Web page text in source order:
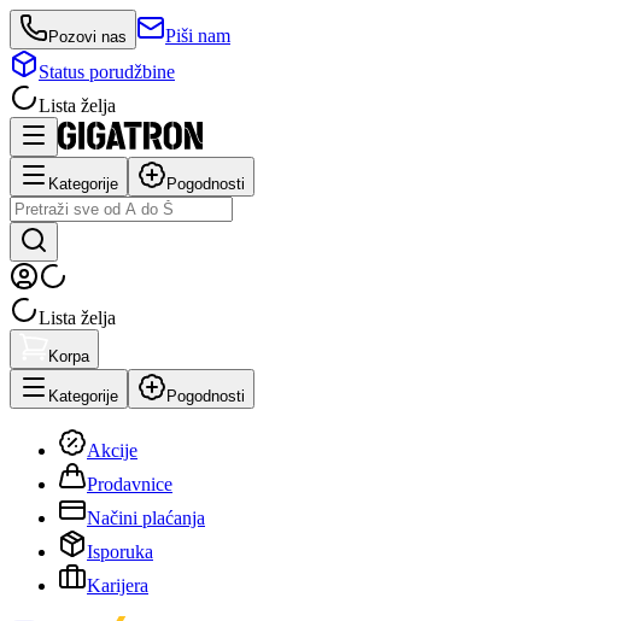
Pozovi nas
Piši nam
Status porudžbine
Lista želja
Kategorije Pogodnosti
Lista želja
Korpa
Kategorije Pogodnosti
Akcije
Prodavnice
Načini plaćanja
Isporuka
Karijera